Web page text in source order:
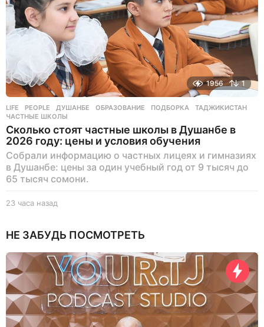
1956 1
LIFE ,PEOPLE ДУШАНБЕ ,ОБРАЗОВАНИЕ ,ПОДБОРКА ,ТАДЖИКИСТАН
ЧАСТНЫЕ ШКОЛЫ
Сколько стоят частные школы в Душанбе в
2026 году: цены и условия обучения
Собрали информацию о частных лицеях и гимназиях
в Душанбе: цены за один учебный год от 9 тысяч до
65 тысяч сомони.
23 часа назад
а
а
н
а
з
а
д
НЕ ЗАБУДЬ ПОСМОТРЕТЬ